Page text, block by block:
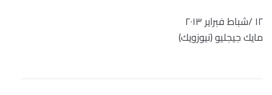
١٢ /شباط فبراير ٢٠١٣
مايك جيجليو (نيوزويك)